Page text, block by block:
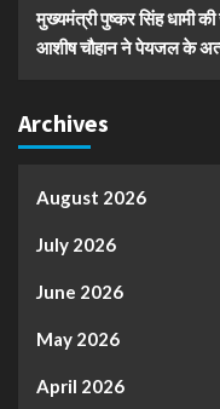
मुख्यमंत्री पुष्कर सिंह धामी
आशीष चौहान ने पेयजल के
Archives
August 2026
July 2026
June 2026
May 2026
April 2026